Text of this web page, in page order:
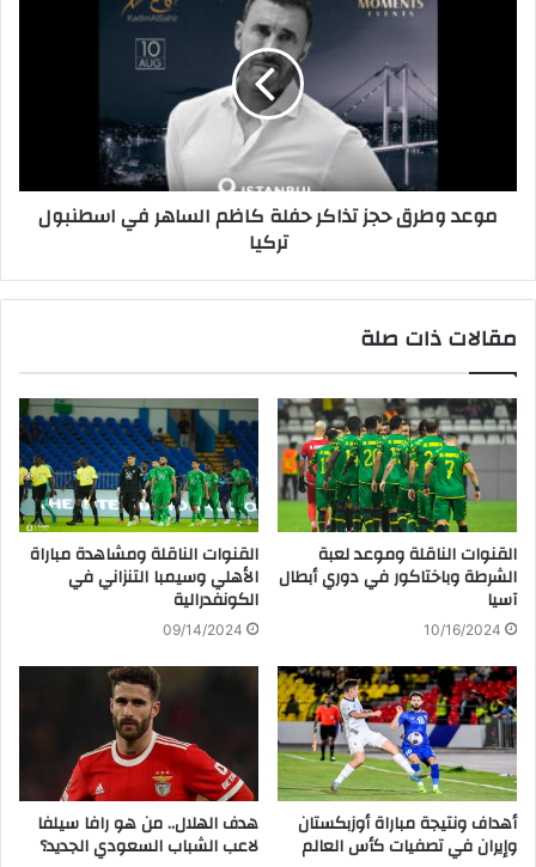
موعد وطرق حجز تذاكر حفلة كاظم الساهر في اسطنبول
تركيا
مقالات ذات صلة
القنوات الناقلة وموعد لعبة
الشرطة وباختاكور في دوري أبطال
آسيا
10/16/2024
القنوات الناقلة ومشاهدة مباراة
الأهلي وسيمبا التنزاني في
الكونفدرالية
09/14/2024
أهداف ونتيجة مباراة أوزبكستان
وإيران في تصفيات كأس العالم
هدف الهلال.. من هو رافا سيلفا
لاعب الشباب السعودي الجديد؟